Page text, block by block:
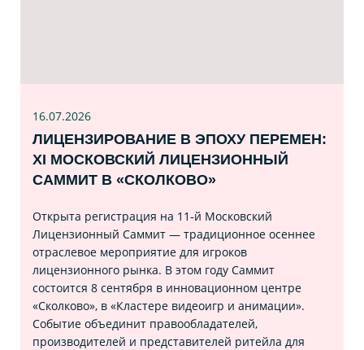
16.07.2026
ЛИЦЕНЗИРОВАНИЕ В ЭПОХУ ПЕРЕМЕН:
XI МОСКОВСКИЙ ЛИЦЕНЗИОННЫЙ
САММИТ В «СКОЛКОВО»
Открыта регистрация на 11‑й Московский
Лицензионный Саммит — традиционное осеннее
отраслевое мероприятие для игроков
лицензионного рынка. В этом году Саммит
состоится 8 сентября в инновационном центре
«Сколково», в «Кластере видеоигр и анимации».
Событие объединит правообладателей,
производителей и представителей ритейла для